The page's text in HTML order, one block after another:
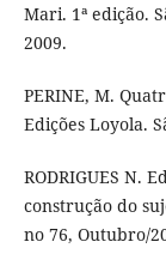
Mari. 1ª edição.
2009.
PERINE, M.
Edições Loyola.
RODRIGUES N.
construção do
no 76, Outubro/